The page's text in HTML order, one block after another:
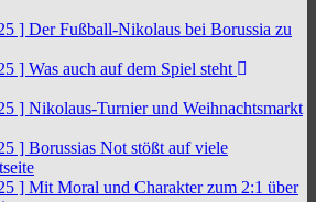
] Der Fußball-Nikolaus bei Borussia zu
] Was auch auf dem Spiel steht
] Nikolaus-Turnier und Weihnachtsmarkt
] Borussias Not stößt auf viele
] Mit Moral und Charakter zum 2:1 über